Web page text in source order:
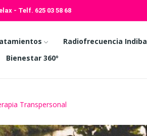
- Telf. 625 03 58 68
Radiofrecuencia Indiba
Bienestar 360º
Transpersonal